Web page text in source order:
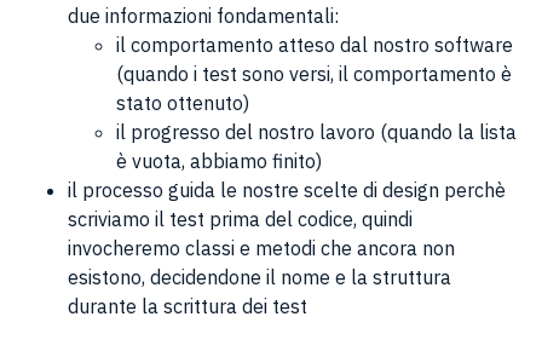
due informazioni fondamentali:
il comportamento atteso dal nostro software
(quando i test sono versi, il comportamento è
stato ottenuto)
il progresso del nostro lavoro (quando la lista
è vuota, abbiamo finito)
il processo guida le nostre scelte di design perchè
scriviamo il test prima del codice, quindi
invocheremo classi e metodi che ancora non
esistono, decidendone il nome e la struttura
durante la scrittura dei test